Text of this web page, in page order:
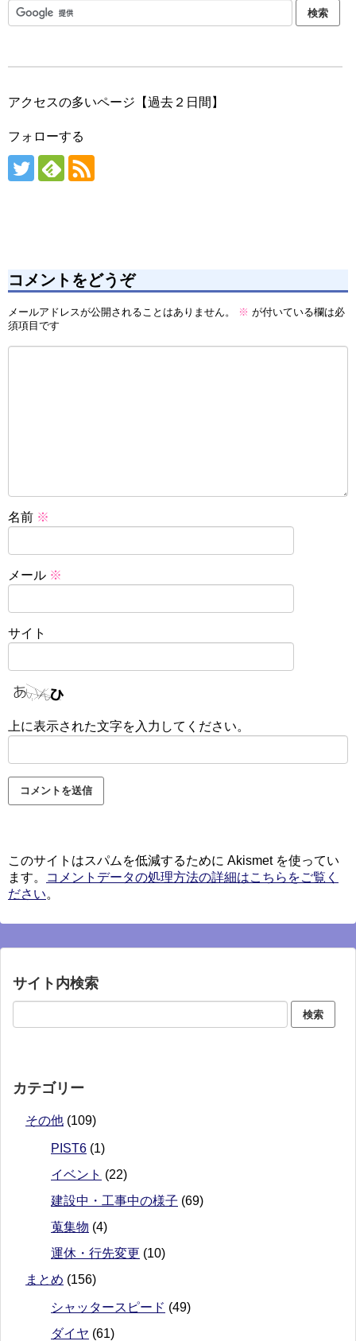
アクセスの多いページ【過去２日間】
フォローする
コメントをどうぞ
メールアドレスが公開されることはありません。 ※ が付いている欄は必
須項目です
名前 ※
メール ※
サイト
上に表示された文字を入力してください。
このサイトはスパムを低減するために Akismet を使ってい
ます。
コメントデータの処理方法の詳細はこちらをご覧く
ださい。
サイト内検索
カテゴリー
その他 (109)
PIST6 (1)
イベント (22)
建設中・工事中の様子 (69)
蒐集物 (4)
運休・行先変更 (10)
まとめ (156)
シャッタースピード (49)
ダイヤ (61)